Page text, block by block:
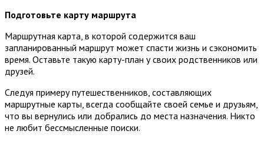
Подготовьте карту маршрута
Маршрутная карта, в которой содержится ваш
запланированный маршрут может спасти жизнь и сэкономить
время. Оставьте такую карту-план у своих родственников или
друзей.
Следуя примеру путешественников, составляющих
маршрутные карты, всегда сообщайте своей семье и друзьям,
что вы вернулись или добрались до места назначения. Никто
не любит бессмысленные поиски.